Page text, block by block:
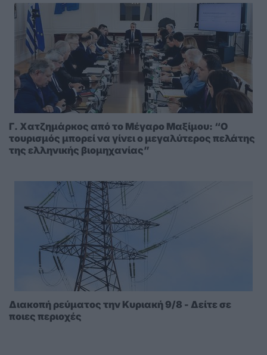
Γ. Χατζημάρκος από το Μέγαρο Μαξίμου: “Ο
τουρισμός μπορεί να γίνει ο μεγαλύτερος πελάτης
της ελληνικής βιομηχανίας”
Διακοπή ρεύματος την Κυριακή 9/8 - Δείτε σε
ποιες περιοχές